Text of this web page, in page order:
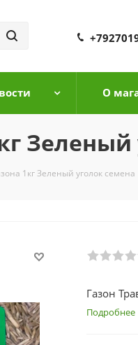
О
1кг Зеленый уголок семена
Газон
Подробнее